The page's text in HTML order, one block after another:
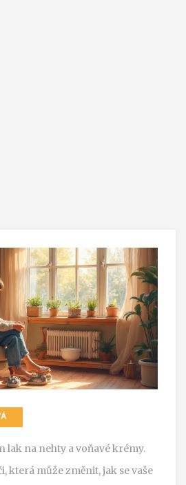
lak na nehty a voňavé krémy.
která může změnit, jak se vaše